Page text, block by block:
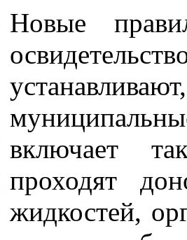
Новые
включает
проходят
жидкостей,